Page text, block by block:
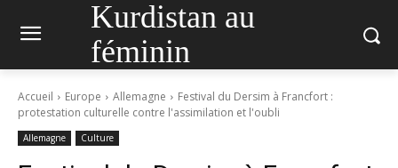
Kurdistan au
féminin
Accueil Europe Allemagne
Festival du Dersim à Francfort :
protestation culturelle contre l'assimilation et l'oubli
Allemagne Culture